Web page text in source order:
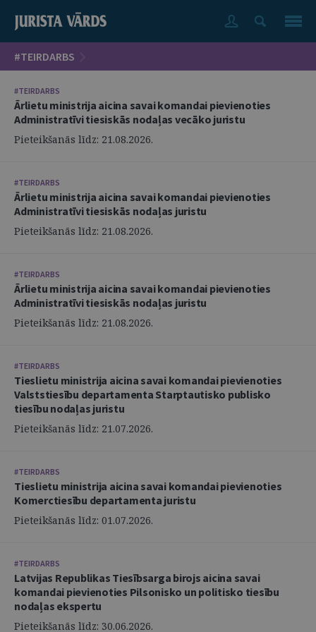
#TEIRDARBS
#TEIRDARBS
Ārlietu ministrija aicina savai komandai pievienoties
Administratīvi tiesiskās nodaļas vecāko juristu
Pieteikšanās līdz: 21.08.2026.
#TEIRDARBS
Ārlietu ministrija aicina savai komandai pievienoties
Administratīvi tiesiskās nodaļas juristu
Pieteikšanās līdz: 21.08.2026.
#TEIRDARBS
Ārlietu ministrija aicina savai komandai pievienoties
Administratīvi tiesiskās nodaļas juristu
Pieteikšanās līdz: 21.08.2026.
#TEIRDARBS
Tieslietu ministrija aicina savai komandai pievienoties
Valststiesību departamenta Starptautisko publisko
tiesību nodaļas juristu
Pieteikšanās līdz: 21.07.2026.
#TEIRDARBS
Tieslietu ministrija aicina savai komandai pievienoties
Komerctiesību departamenta juristu
Pieteikšanās līdz: 01.07.2026.
#TEIRDARBS
Latvijas Republikas Tiesībsarga birojs aicina savai
komandai pievienoties Pilsonisko un politisko tiesību
nodaļas ekspertu
Pieteikšanās līdz: 30.06.2026.